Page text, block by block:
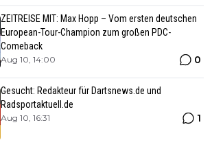
ZEITREISE MIT: Max Hopp – Vom ersten deutschen
European-Tour-Champion zum großen PDC-
Comeback
Aug 10, 14:00 0
Gesucht: Redakteur für Dartsnews.de und
Radsportaktuell.de
Aug 10, 16:31 1